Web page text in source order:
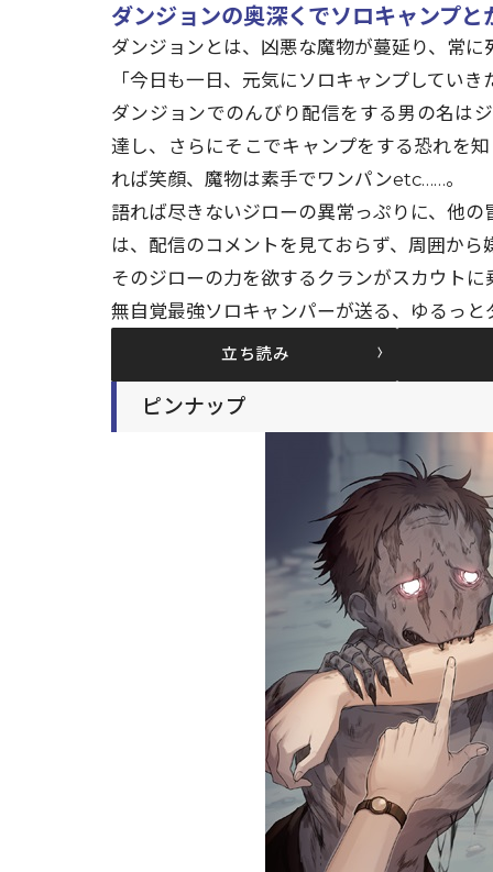
ダンジョンの奥深くでソロキャンプ
ダンジョンとは、凶悪な魔物が蔓延り、常に
「今日も一日、元気にソロキャンプしてい
ダンジョンでのんびり配信をする男の名は
達し、さらにそこでキャンプをする恐れを
れば笑顔、魔物は素手でワンパンetc……。
語れば尽きないジローの異常っぷりに、他
は、配信のコメントを見ておらず、周囲か
そのジローの力を欲するクランがスカウトに
無自覚最強ソロキャンパーが送る、ゆるっ
立ち読み
ピンナップ